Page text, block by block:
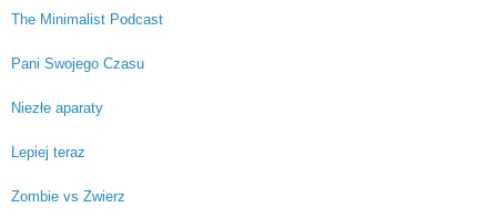
The Minimalist Podcast
Pani Swojego Czasu
Niezłe aparaty
Lepiej teraz
Zombie vs Zwierz